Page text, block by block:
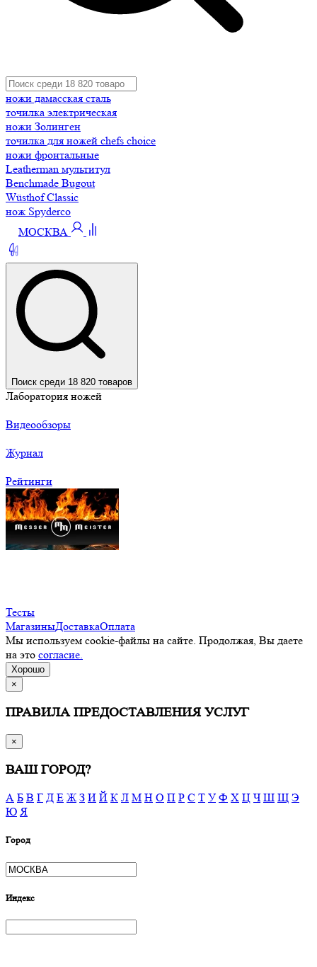
ножи дамасская сталь
точилка электрическая
ножи Золинген
точилка для ножей chefs choice
ножи фронтальные
Leatherman мультитул
Benchmade Bugout
Wüsthof Classic
нож Spyderco
МОСКВА
Поиск среди 18 820 товаров
Лаборатория ножей
Видеообзоры
Журнал
Рейтинги
Тесты
МагазиныДоставкаОплата
Мы используем cookie-файлы на сайте. Продолжая, Вы даете
на это согласие.
Хорошо
×
ПРАВИЛА ПРЕДОСТАВЛЕНИЯ УСЛУГ
×
ВАШ ГОРОД?
А Б В Г Д Е Ж З И Й К Л М Н О П Р С Т У Ф Х Ц Ч Ш Щ Э
Ю Я
Город
Индекс